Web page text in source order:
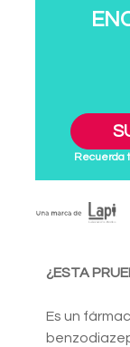
Recuerda
¿ESTA
Es un